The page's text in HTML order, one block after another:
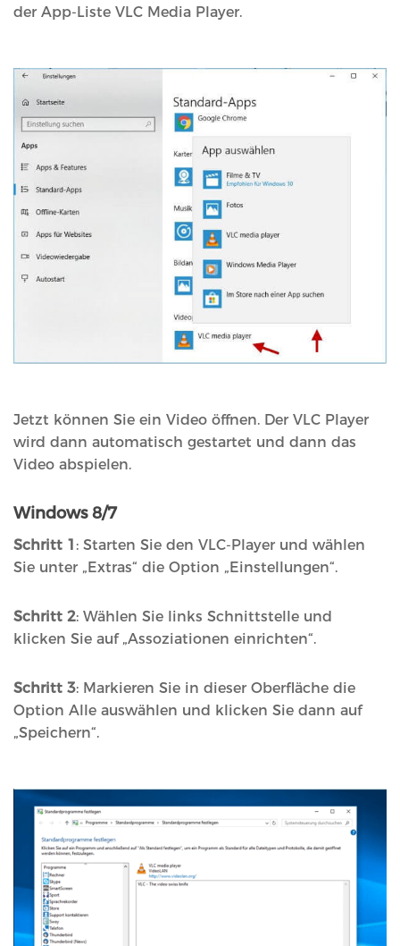
der App-Liste VLC Media Player.
Jetzt können Sie ein Video öffnen. Der VLC Player
wird dann automatisch gestartet und dann das
Video abspielen.
Windows 8/7
Schritt 1 : Starten Sie den VLC-Player und wählen
Sie unter „Extras“ die Option „Einstellungen“.
Schritt 2: Wählen Sie links Schnittstelle und
klicken Sie auf „Assoziationen einrichten“.
Schritt 3: Markieren Sie in dieser Oberfläche die
Option Alle auswählen und klicken Sie dann auf
„Speichern“.